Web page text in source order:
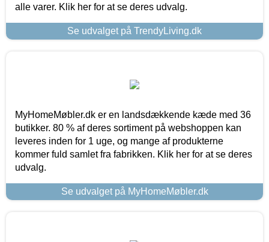
alle varer. Klik her for at se deres udvalg.
Se udvalget på TrendyLiving.dk
MyHomeMøbler.dk er en landsdækkende kæde med 36
butikker. 80 % af deres sortiment på webshoppen kan
leveres inden for 1 uge, og mange af produkterne
kommer fuld samlet fra fabrikken. Klik her for at se deres
udvalg.
Se udvalget på MyHomeMøbler.dk